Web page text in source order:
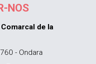
NOS
de la
- Ondara